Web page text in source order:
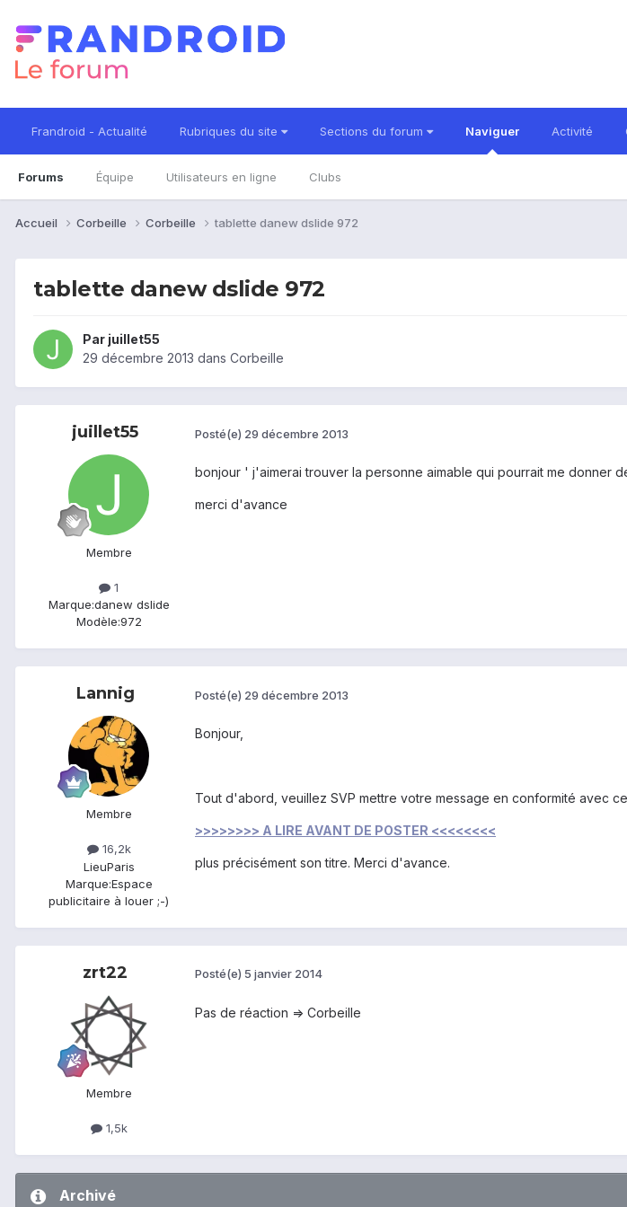
Frandroid - Actualité Rubriques du site Sections du forum Naviguer
Forums Équipe Utilisateurs en ligne Clubs
Activité
Accueil Corbeille Corbeille tablette danew dslide 972
tablette danew dslide 972
Par juillet55
29 décembre 2013 dans Corbeille
juillet55
Membre
1
Marque:danew dslide
Modèle:972
Posté(e) 29 décembre 2013
bonjour ' j'aimerai trouver la personne aimable qui pourrait me donner
merci d'avance
Lannig
Membre
16,2k
LieuParis
Marque:Espace
publicitaire à louer ;-)
Posté(e) 29 décembre 2013
Bonjour,
Tout d'abord, veuillez SVP mettre votre message en conformité avec
>>>>>>>> A LIRE AVANT DE POSTER <<<<<<<<
plus précisément son titre. Merci d'avance.
zrt22
Membre
1,5k
Posté(e) 5 janvier 2014
Pas de réaction => Corbeille
Archivé